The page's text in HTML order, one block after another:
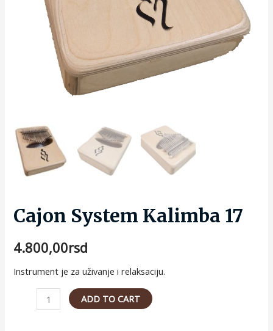
Cajon System Kalimba 17
4.800,00rsd
Instrument je za uživanje i relaksaciju.
System
ADD TO CART